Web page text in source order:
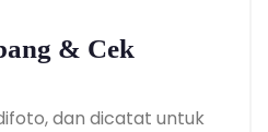
& Cek
dan dicatat untuk